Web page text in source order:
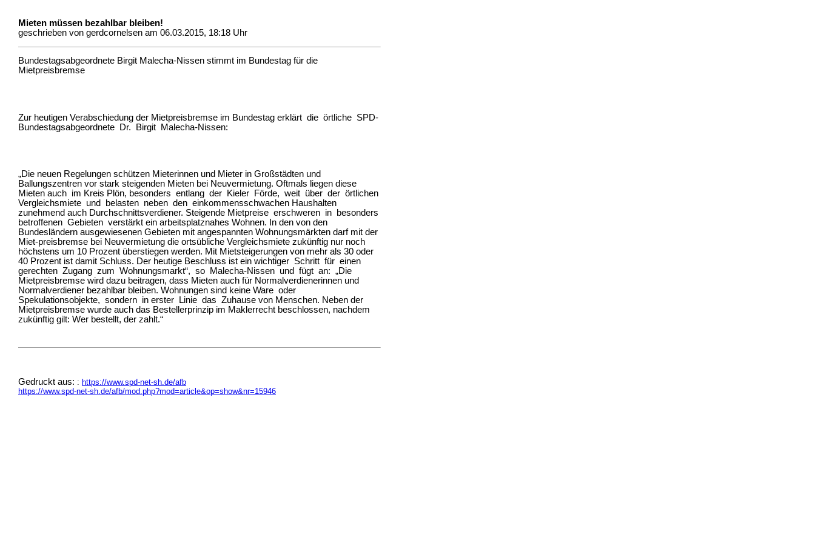
Mieten müssen bezahlbar bleiben!
geschrieben von gerdcornelsen am 06.03.2015, 18:18 Uhr
Bundestagsabgeordnete Birgit Malecha-Nissen stimmt im Bundestag für die
Mietpreisbremse
Zur heutigen Verabschiedung der Mietpreisbremse im Bundestag erklärt die örtliche SPD-
Bundestagsabgeordnete Dr. Birgit Malecha-Nissen:
„Die neuen Regelungen schützen Mieterinnen und Mieter in Großstädten und
Ballungszentren vor stark steigenden Mieten bei Neuvermietung. Oftmals liegen diese
Mieten auch im Kreis Plön, besonders entlang der Kieler Förde, weit über der örtlichen
Vergleichsmiete und belasten neben den einkommensschwachen Haushalten
zunehmend auch Durchschnittsverdiener. Steigende Mietpreise erschweren in besonders
betroffenen Gebieten verstärkt ein arbeitsplatznahes Wohnen. In den von den
Bundesländern ausgewiesenen Gebieten mit angespannten Wohnungsmärkten darf mit der
Miet-preisbremse bei Neuvermietung die ortsübliche Vergleichsmiete zukünftig nur noch
höchstens um 10 Prozent überstiegen werden. Mit Mietsteigerungen von mehr als 30 oder
40 Prozent ist damit Schluss. Der heutige Beschluss ist ein wichtiger Schritt für einen
gerechten Zugang zum Wohnungsmarkt“, so Malecha-Nissen und fügt an: „Die
Mietpreisbremse wird dazu beitragen, dass Mieten auch für Normalverdienerinnen und
Normalverdiener bezahlbar bleiben. Wohnungen sind keine Ware oder
Spekulationsobjekte, sondern in erster Linie das Zuhause von Menschen. Neben der
Mietpreisbremse wurde auch das Bestellerprinzip im Maklerrecht beschlossen, nachdem
zukünftig gilt: Wer bestellt, der zahlt.“
Gedruckt aus: : https://www.spd-net-sh.de/afb
https://www.spd-net-sh.de/afb/mod.php?mod=article&op=show&nr=15946